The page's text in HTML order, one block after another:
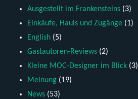
Ausgestellt im Frankensteins (3)
Einkäufe, Hauls und Zugänge (1)
English (5)
Gastautoren-Reviews (2)
Kleine MOC-Designer im Blick (3)
Meinung (19)
News (53)